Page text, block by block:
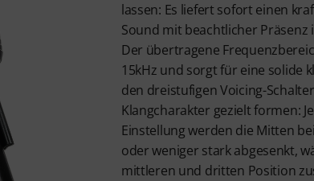
lassen: Es liefert sofort einen
Sound mit beachtlicher Präsenz
Der übertragene
15kHz und sorgt für eine solide
den dreistufigen Voicing-
Klangcharakter gezielt formen:
Einstellung werden die Mitten
oder weniger stark abgesenkt,
mittleren und dritten Position